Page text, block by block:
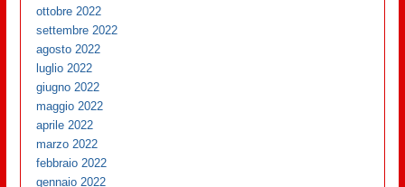
ottobre 2022
settembre 2022
agosto 2022
luglio 2022
giugno 2022
maggio 2022
aprile 2022
marzo 2022
febbraio 2022
gennaio 2022